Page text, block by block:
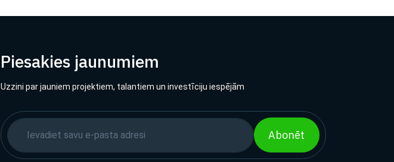
Piesakies jaunumiem
Uzzini par jauniem projektiem, talantiem un investīciju iespējām
Abonēt